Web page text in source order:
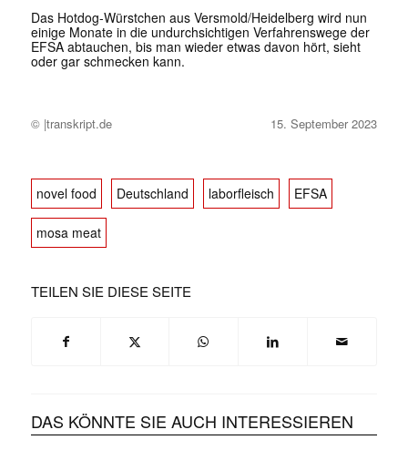
Das Hotdog-Würstchen aus Versmold/Heidelberg wird nun
einige Monate in die undurchsichtigen Verfahrenswege der
EFSA abtauchen, bis man wieder etwas davon hört, sieht
oder gar schmecken kann.
© |transkript.de 15. September 2023
novel food Deutschland laborfleisch EFSA
mosa meat
TEILEN SIE DIESE SEITE
DAS KÖNNTE SIE AUCH INTERESSIEREN